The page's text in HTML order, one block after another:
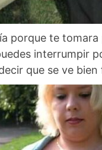
porque te
interrumpir
que se ve bien